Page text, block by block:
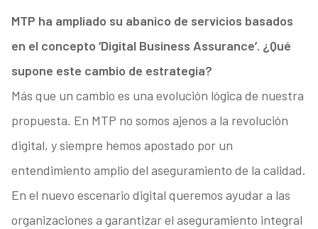
MTP ha ampliado su abanico de servicios basados
en el concepto ‘Digital Business Assurance’. ¿Qué
supone este cambio de estrategia?
Más que un cambio es una evolución lógica de nuestra
propuesta. En MTP no somos ajenos a la revolución
digital, y siempre hemos apostado por un
entendimiento amplio del aseguramiento de la calidad.
En el nuevo escenario digital queremos ayudar a las
organizaciones a garantizar el aseguramiento integral